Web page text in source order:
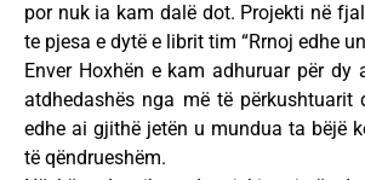
por nuk ia kam dalë dot. Projekti në
te pjesa e dytë e librit tim “Rrnoj edhe
Enver Hoxhën e kam adhuruar për dy
atdhedashës nga më të përkushtuarit
edhe ai gjithë jetën u mundua ta bëjë
të qëndrueshëm.